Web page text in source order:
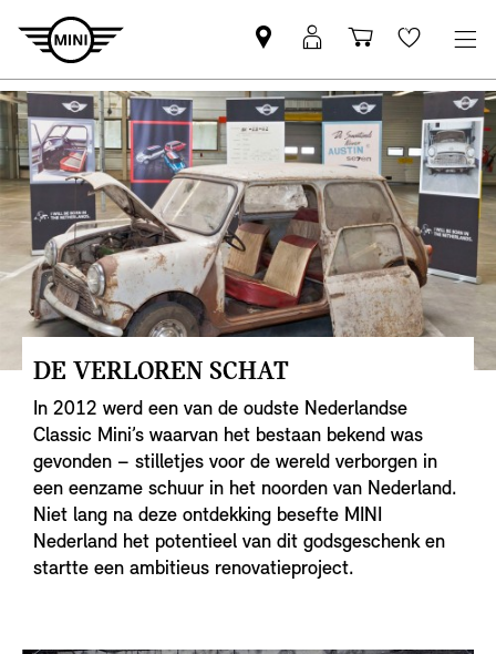
MINI
partner
zoeken
MyMini-
login
Wishlist
DE VERLOREN SCHAT
In 2012 werd een van de oudste Nederlandse
Classic Mini’s waarvan het bestaan bekend was
gevonden – stilletjes voor de wereld verborgen in
een eenzame schuur in het noorden van Nederland.
Niet lang na deze ontdekking besefte MINI
Nederland het potentieel van dit godsgeschenk en
startte een ambitieus renovatieproject.